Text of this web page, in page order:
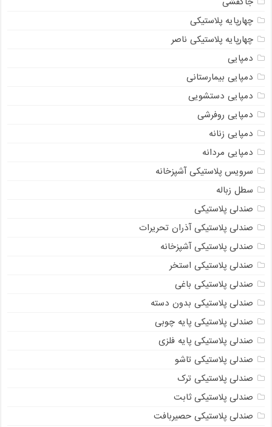
چهارپایه پلاستیکی
چهارپایه پلاستیکی ناصر
دمپایی
دمپایی بیمارستانی
دمپایی دستشویی
دمپایی روفرشی
دمپایی زنانه
دمپایی مردانه
سرویس پلاستیکی آشپزخانه
سطل زباله
صندلی پلاستیکی
صندلی پلاستیکی آذران تحریرات
صندلی پلاستیکی آشپزخانه
صندلی پلاستیکی استخر
صندلی پلاستیکی باغی
صندلی پلاستیکی بدون دسته
صندلی پلاستیکی پایه چوبی
صندلی پلاستیکی پایه فلزی
صندلی پلاستیکی تاشو
صندلی پلاستیکی ترک
صندلی پلاستیکی ثابت
صندلی پلاستیکی حصیربافت